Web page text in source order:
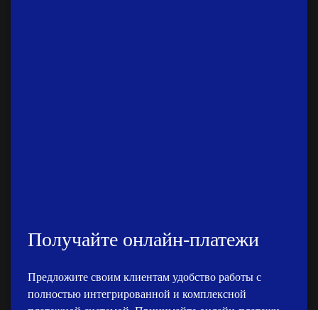
Получайте онлайн-платежи
Предложите своим клиентам удобство работы с
полностью интегрированной и комплексной